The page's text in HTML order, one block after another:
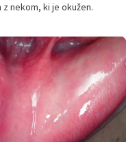
nekom, ki je okužen.